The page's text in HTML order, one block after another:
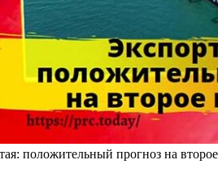
положительный прогноз на